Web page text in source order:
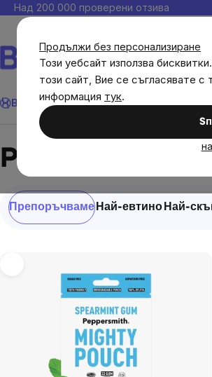
Продължи без персонализиране
Този уебсайт използва
този сайт, Вие се съгласявате с
информация тук.
Прескочи
към
съдържанието
Над 200 000 проверени отзива
Brainmax Имунитет Акции💪
Peppersmith
Сортиране
на
Препоръчваме Най-евтино Най-